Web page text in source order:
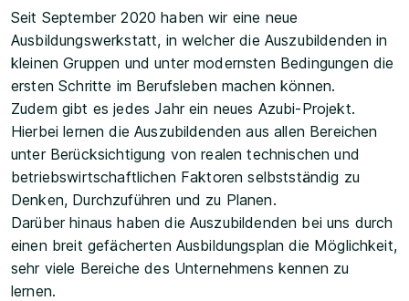
Seit September 2020 haben wir eine neue
Ausbildungswerkstatt, in welcher die Auszubildenden in
kleinen Gruppen und unter modernsten Bedingungen die
ersten Schritte im Berufsleben machen können.
Zudem gibt es jedes Jahr ein neues Azubi-Projekt.
Hierbei lernen die Auszubildenden aus allen Bereichen
unter Berücksichtigung von realen technischen und
betriebswirtschaftlichen Faktoren selbstständig zu
Denken, Durchzuführen und zu Planen.
Darüber hinaus haben die Auszubildenden bei uns durch
einen breit gefächerten Ausbildungsplan die Möglichkeit,
sehr viele Bereiche des Unternehmens kennen zu
lernen.